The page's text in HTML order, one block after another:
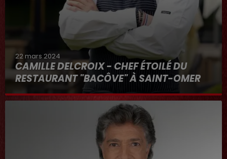
22 mars 2024
CAMILLE DELCROIX - CHEF ÉTOILÉ DU
RESTAURANT "BACÔVE" À SAINT-OMER
Au micro d'Hervé dans "RDL ET VOUS"